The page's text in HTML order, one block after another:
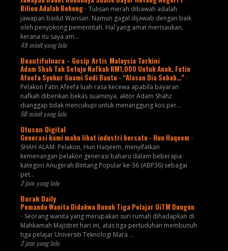
Bilion Adalah Bohong - Tulisan merah dibawah adalah
jawapan badut Warisan. Namun gagal dijawab dengan baik
oleh penyokong pemerintah. Hal yang amat merisaukan,
kerana itu saya am...
49 minit yang lalu
Beautifulnara - Gosip Artis Malaysia Terkini
Adam Shah Tak Setuju Nafkah RM1,000 Untuk Anak, Fatin
Afeefa Syukur Suami Sudi Bantu - “Alasan Dia Sebab…” -
Pelakon Fatin Afeefa luah rasa kecewa apabila bayaran
nafkah diberikan bekas suaminya, aktor Adam Shahz
dianggap tidak mencukupi untuk menanggung kos per...
50 minit yang lalu
Utusan Digital
Generasi kami mahu lihat industri bersatu - Hun Haqeem -
SHAH ALAM: Pelakon, Hun Haqeem, menyifatkan
kemenangan pelakon generasi baharu dalam beberapa
kategori Anugerah Bintang Popular ke-36 (ABP36) sebagai
pet...
2 jam yang lalu
Borak Daily
Pemandu Wanita Didakwa Bunuh Tiga Pelajar UiTM Dungun
- Seorang wanita yang merupakan suri rumah dihadapkan di
Mahkamah Majistret hari ini, atas tiga pertuduhan membunuh
tiga pelajar Universiti Teknologi Mara ...
2 jam yang lalu